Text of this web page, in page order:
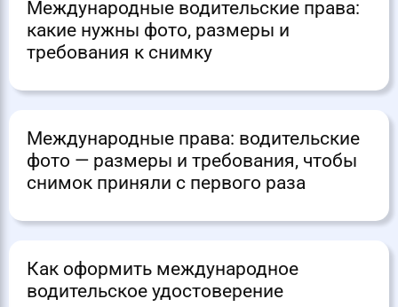
Международные водительские права:
какие нужны фото, размеры и
требования к снимку
Международные права: водительские
фото — размеры и требования, чтобы
снимок приняли с первого раза
Как оформить международное
водительское удостоверение